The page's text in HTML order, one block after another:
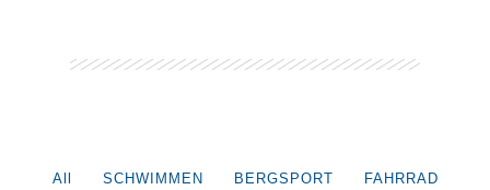
All SCHWIMMEN BERGSPORT
FAHRRAD